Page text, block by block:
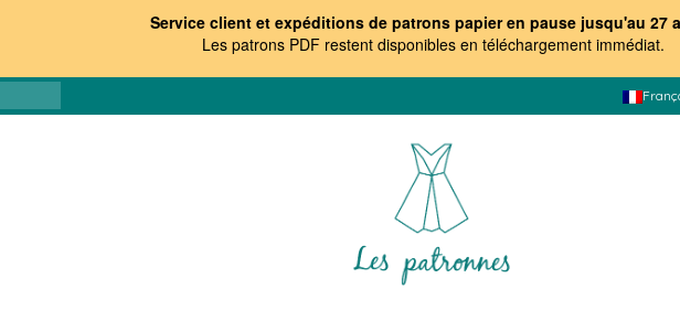
Service client et expéditions de patrons papier en pause jusqu'au 27
Les patrons PDF restent disponibles en téléchargement immédiat.